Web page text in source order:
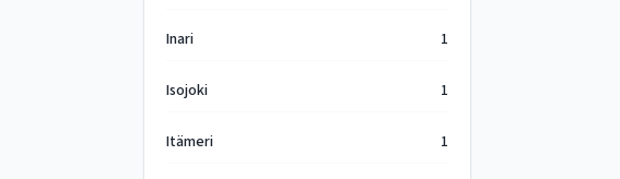
Inari 1
Isojoki 1
Itämeri 1